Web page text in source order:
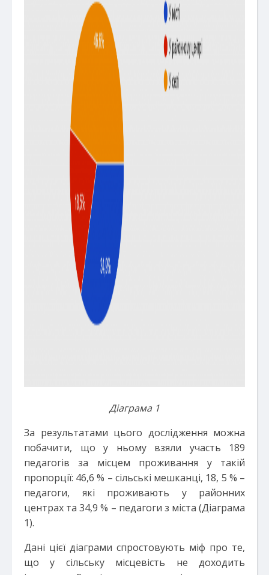
Діаграма 1
За результатами цього дослідження можна
побачити, що у ньому взяли участь 189
педагогів за місцем проживання у такій
пропорції: 46,6 % – сільські мешканці, 18, 5 % –
педагоги, які проживають у районних
центрах та 34,9 % – педагоги з міста (Діаграма
1).
Дані цієї діаграми спростовують міф про те,
що у сільську місцевість не доходить